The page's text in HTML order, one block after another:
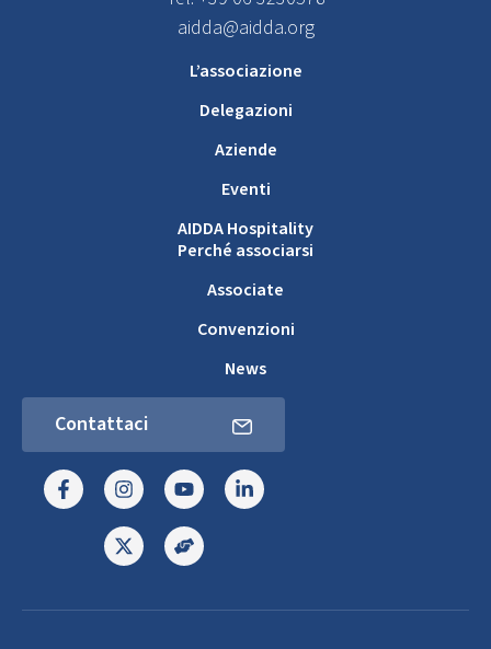
aidda@aidda.org
L’associazione
Delegazioni
Aziende
Eventi
AIDDA Hospitality
Perché associarsi
Associate
Convenzioni
News
Contattaci